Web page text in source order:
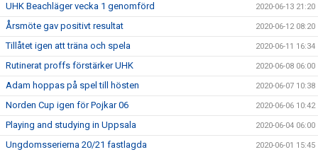
UHK Beachläger vecka 1 genomförd 2020-06-13 21:20
Årsmöte gav positivt resultat 2020-06-12 08:20
Tillåtet igen att träna och spela 2020-06-11 16:34
Rutinerat proffs förstärker UHK 2020-06-08 06:00
Adam hoppas på spel till hösten 2020-06-07 10:38
Norden Cup igen för Pojkar 06 2020-06-06 10:42
Playing and studying in Uppsala 2020-06-04 06:00
Ungdomsserierna 20/21 fastlagda 2020-06-01 15:45